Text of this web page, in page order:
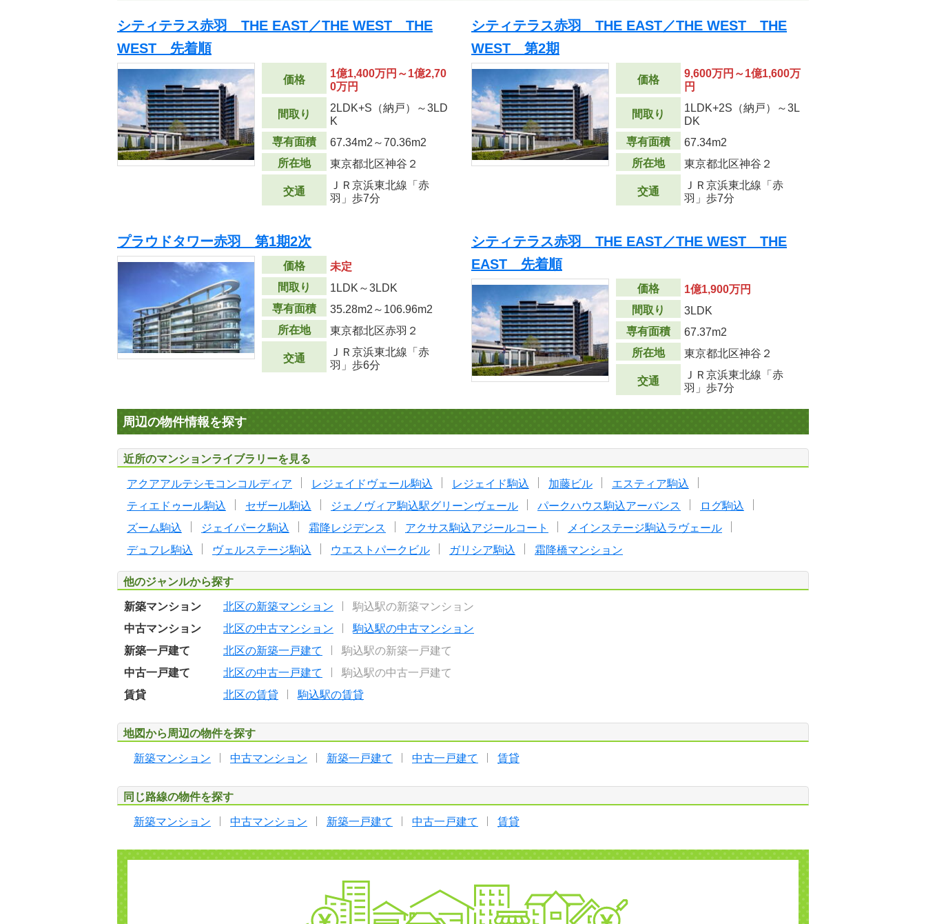
シティテラス赤羽 THE EAST／THE WEST THE
WEST 先着順
価格
1億1,400万円～1億2,70
0万円
間取り
2LDK+S（納戸）～3LD
K
専有面積
67.34m2 ～70.36m2
所在地
東京都北区神谷２
交通
ＪＲ京浜東北線「赤
羽」歩7分
シティテラス赤羽 THE EAST／THE WEST THE
WEST 第2期
価格
9,600万円～1億1,600万
円
間取り
1LDK+2S（納戸）～3L
DK
専有面積
67.34m2
所在地
東京都北区神谷２
交通
ＪＲ京浜東北線「赤
羽」歩7分
プラウドタワー赤羽 第1期2次
価格
未定
間取り
1LDK～3LDK
専有面積
35.28m2 ～106.96m2
所在地
東京都北区赤羽２
交通
ＪＲ京浜東北線「赤
羽」歩6分
シティテラス赤羽 THE EAST／THE WEST THE
EAST 先着順
価格
1億1,900万円
間取り
3LDK
専有面積
67.37m2
所在地
東京都北区神谷２
交通
ＪＲ京浜東北線「赤
羽」歩7分
周辺の物件情報を探す
近所のマンションライブラリーを見る
アクアアルテシモコンコルディア レジェイドヴェール駒込 レジェイド駒込 加藤ビル
エスティア駒込
ティエドゥール駒込
セザール駒込 ジェノヴィア駒込駅グリーンヴェール パークハウス駒込アーバンス
ログ駒込
ズーム駒込
ジェイパーク駒込 霜降レジデンス アクサス駒込アジールコート
メインステージ駒込ラヴェール
デュフレ駒込
ヴェルステージ駒込 ウエストパークビル ガリシア駒込 霜降橋マンション
他のジャンルから探す
新築マンション 北区の新築マンション
駒込駅の新築マンション
中古マンション
北区の中古マンション
駒込駅の中古マンション
新築一戸建て
北区の新築一戸建て
駒込駅の新築一戸建て
中古一戸建て
北区の中古一戸建て
駒込駅の中古一戸建て
賃貸
北区の賃貸 駒込駅の賃貸
地図から周辺の物件を探す
新築マンション 中古マンション 新築一戸建て 中古一戸建て 賃貸
同じ路線の物件を探す
新築マンション 中古マンション 新築一戸建て 中古一戸建て 賃貸